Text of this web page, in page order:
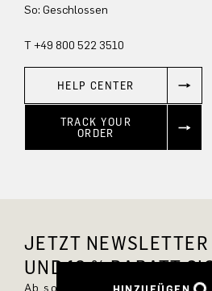
So: Geschlossen
T +49 800 522 3510
HELP CENTER
TRACK YOUR
ORDER
JETZT
UND 10 % RABATT